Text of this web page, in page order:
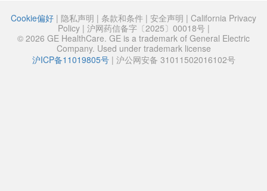
Cookie偏好 | 隐私声明 | 条款和条件 | 安全声明 | California Privacy
Policy| 沪网药信备字〔2025〕00018号|
© 2026 GE HealthCare. GE is a trademark of General Electric
Company. Used under trademark license
沪ICP备11019805号| 沪公网安备 31011502016102号